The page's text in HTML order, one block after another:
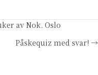
av Nok. Oslo
Påskequiz med svar! →